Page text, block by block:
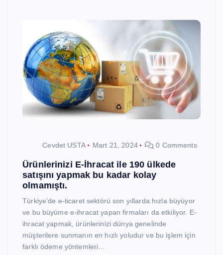
Cevdet USTA Mart 21, 2024 0 Comments
Ürünlerinizi E-İhracat ile 190 ülkede
satışını yapmak bu kadar kolay
olmamıştı.
Türkiye’de e-ticaret sektörü son yıllarda hızla büyüyor
ve bu büyüme e-ihracat yapan firmaları da etkiliyor. E-
ihracat yapmak, ürünlerinizi dünya genelinde
müşterilere sunmanın en hızlı yoludur ve bu işlem için
farklı ödeme yöntemleri…